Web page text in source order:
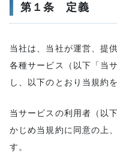
第１条 定義
当社は、当社が運営、提
各種サービス（以下「当
し、以下のとおり当規約
当サービスの利用者（以
かじめ当規約に同意の上
す。